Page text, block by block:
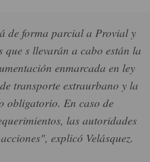
de forma parcial a Provial y
que s llevarán a cabo están la
enmarcada en ley
transporte extraurbano y la
obligatorio. En caso de
las autoridades
explicó Velásquez.